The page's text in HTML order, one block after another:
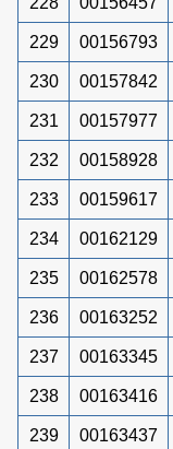
229 00156793
230 00157842
231 00157977
232 00158928
233 00159617
234 00162129
235 00162578
236 00163252
237 00163345
238 00163416
239 00163437